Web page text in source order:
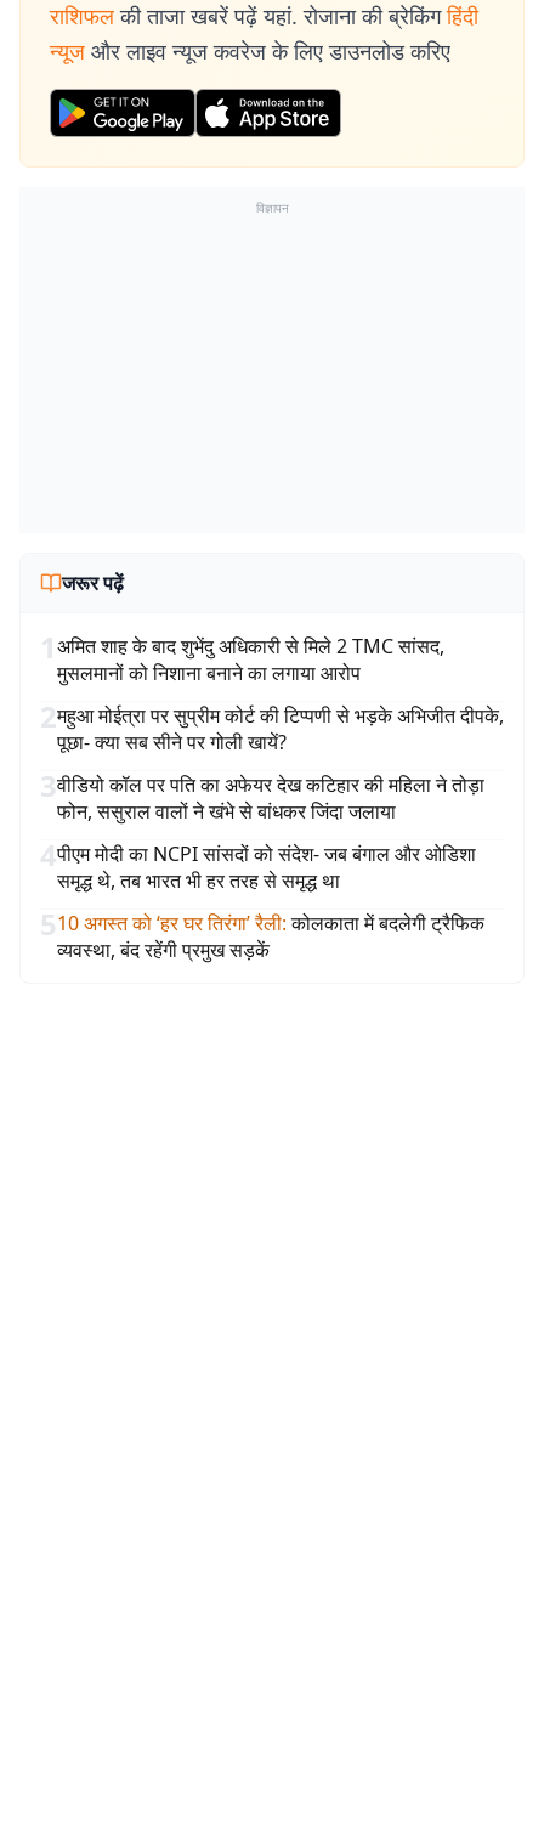
राशिफल की ताजा खबरें पढ़ें यहां. रोजाना की ब्रेकिंग हिंदी
न्यूज और लाइव न्यूज कवरेज के लिए डाउनलोड करिए
विज्ञापन
जरूर पढ़ें
1अमित शाह के बाद शुभेंदु अधिकारी से मिले 2 TMC सांसद,
मुसलमानों को निशाना बनाने का लगाया आरोप
2महुआ मोईत्रा पर सुप्रीम कोर्ट की टिप्पणी से भड़के अभिजीत दीपके,
पूछा- क्या सब सीने पर गोली खायें?
3वीडियो कॉल पर पति का अफेयर देख कटिहार की महिला ने तोड़ा
फोन, ससुराल वालों ने खंभे से बांधकर जिंदा जलाया
4पीएम मोदी का NCPI सांसदों को संदेश- जब बंगाल और ओडिशा
समृद्ध थे, तब भारत भी हर तरह से समृद्ध था
510 अगस्त को ‘हर घर तिरंगा’ रैली: कोलकाता में बदलेगी ट्रैफिक
व्यवस्था, बंद रहेंगी प्रमुख सड़कें